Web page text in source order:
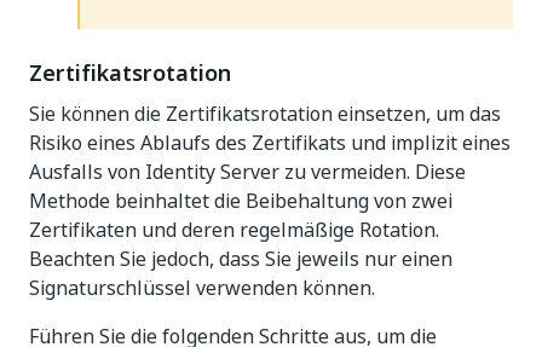
Zertifikatsrotation
Sie können die Zertifikatsrotation einsetzen, um das
Risiko eines Ablaufs des Zertifikats und implizit eines
Ausfalls von Identity Server zu vermeiden. Diese
Methode beinhaltet die Beibehaltung von zwei
Zertifikaten und deren regelmäßige Rotation.
Beachten Sie jedoch, dass Sie jeweils nur einen
Signaturschlüssel verwenden können.
Führen Sie die folgenden Schritte aus, um die